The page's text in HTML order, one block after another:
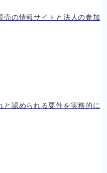
売の情報サイトと法人の参加
と認められる要件を実務的に